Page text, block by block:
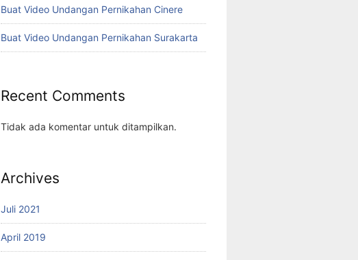
Buat Video Undangan Pernikahan Cinere
Buat Video Undangan Pernikahan Surakarta
Recent Comments
Tidak ada komentar untuk ditampilkan.
Archives
Juli 2021
April 2019